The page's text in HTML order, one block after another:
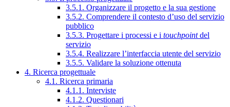
3.5.1. Organizzare il progetto e la sua gestione
3.5.2. Comprendere il contesto d’uso del servizio
pubblico
3.5.3. Progettare i processi e i touchpointdel
servizio
3.5.4. Realizzare l’interfaccia utente del servizio
3.5.5. Validare la soluzione ottenuta
4. Ricerca progettuale
4.1. Ricerca primaria
4.1.1. Interviste
4.1.2. Questionari